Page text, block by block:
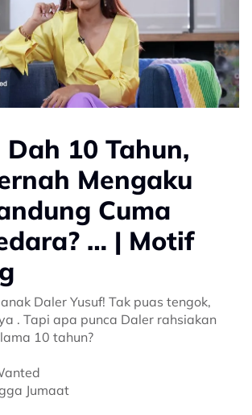
10 Tahun,
Mengaku
Cuma
… | Motif
Daler Yusuf! Tak puas tengok,
. Tapi apa punca Daler rahsiakan
10 tahun?
Jumaat